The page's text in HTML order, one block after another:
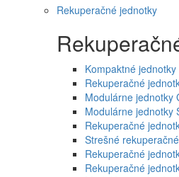
Rekuperačné jednotky
Kompaktné
Rekuperačné
Modulárne jednotky
Modulárne jednotky
Rekuperačné
Strešné
Rekuperačné
Rekuperačné